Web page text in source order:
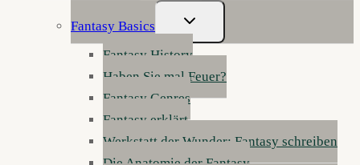
Fantasy Basics
Untermenü
Umschalten
Fantasy History
Haben Sie mal Feuer?
Fantasy Genres
Fantasy erklärt
Werkstatt der Wunder: Fantasy schreiben